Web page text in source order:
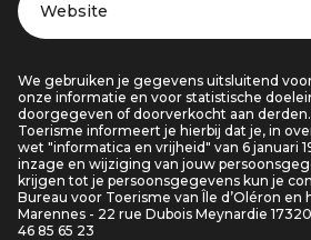
Website
We gebruiken je gegevens uitsluitend
onze informatie en voor statistische
doorgegeven of doorverkocht aan
Toerisme informeert je hierbij dat je, in
wet "informatica en vrijheid" van 6 januari
inzage en wijziging van jouw
krijgen tot je persoonsgegevens kun je
Bureau voor Toerisme van Île d’Oléron en
Marennes - 22 rue Dubois Meynardie
46 85 65 23